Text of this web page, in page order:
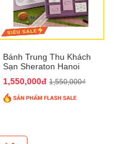
Bánh Trung Thu Khách
Sạn Sheraton Hanoi
1,550,000đ 1,550,000₫